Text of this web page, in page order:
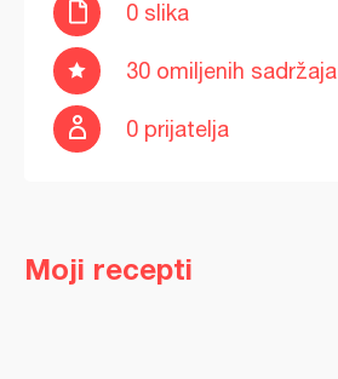
0 slika
30 omiljenih sadržaja
0 prijatelja
Moji recepti